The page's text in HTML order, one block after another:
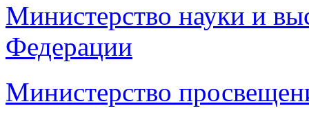
Министерство науки и
Федерации
Министерство